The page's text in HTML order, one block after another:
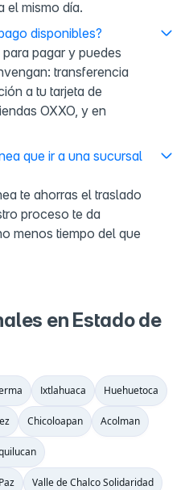
el mismo día.
disponibles?
pagar y puedes
transferencia
a tu tarjeta de
OXXO, y en
que ir a una sucursal
te ahorras el traslado
proceso te da
menos tiempo del que
en Estado de
Ixtlahuaca Huehuetoca
Chicoloapan Acolman
Valle de Chalco Solidaridad